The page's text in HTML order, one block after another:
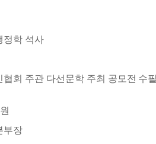
정학 석사
협회 주관 다선문학 주최 공모전 수
부장